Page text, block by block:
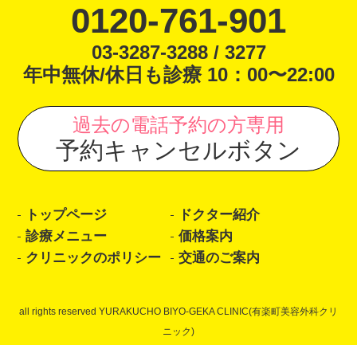
0120-761-901
03-3287-3288 / 3277
年中無休/休日も診療 10：00〜22:00
過去の電話予約の方専用
予約キャンセルボタン
トップページ
ドクター紹介
診療メニュー
価格案内
クリニックのポリシー
交通のご案内
all rights reserved YURAKUCHO BIYO-GEKA CLINIC(有楽町美容外科クリ
ニック)